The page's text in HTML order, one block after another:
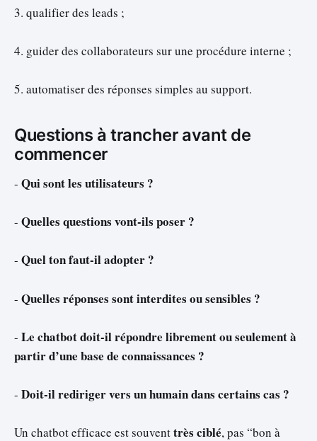
3. qualifier des leads ;
4. guider des collaborateurs sur une procédure interne ;
5. automatiser des réponses simples au support.
Questions à trancher avant de
commencer
- Qui sont les utilisateurs ?
- Quelles questions vont-ils poser ?
- Quel ton faut-il adopter ?
- Quelles réponses sont interdites ou sensibles ?
- Le chatbot doit-il répondre librement ou seulement à
partir d’une base de connaissances ?
- Doit-il rediriger vers un humain dans certains cas ?
Un chatbot efficace est souventtrès ciblé, pas “bon à